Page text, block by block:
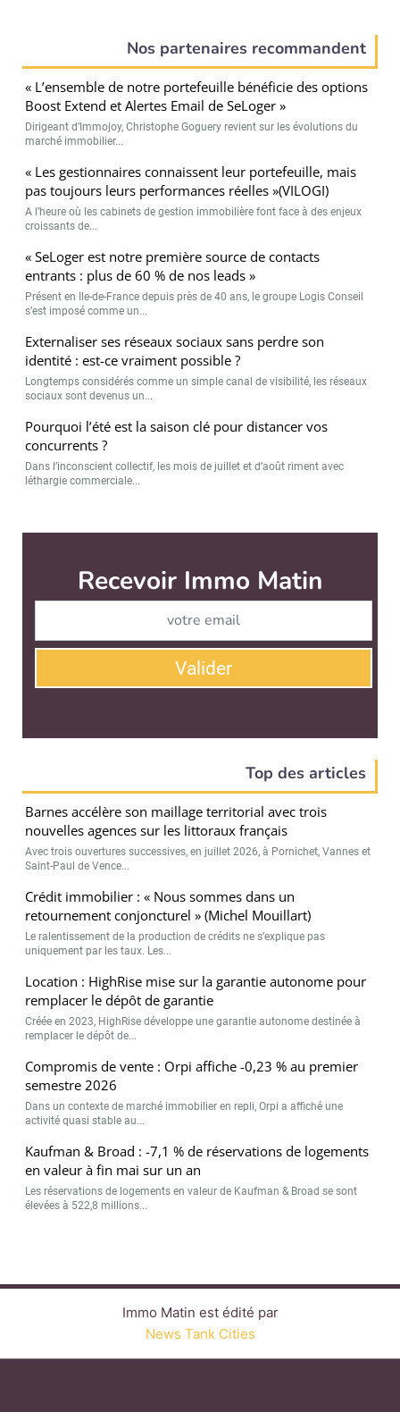
Nos partenaires recommandent
« L’ensemble de notre portefeuille bénéficie des options
Boost Extend et Alertes Email de SeLoger »
Dirigeant d’Immojoy, Christophe Goguery revient sur les évolutions du
marché immobilier...
« Les gestionnaires connaissent leur portefeuille, mais
pas toujours leurs performances réelles »(VILOGI)
A l’heure où les cabinets de gestion immobilière font face à des enjeux
croissants de...
« SeLoger est notre première source de contacts
entrants : plus de 60 % de nos leads »
Présent en Ile-de-France depuis près de 40 ans, le groupe Logis Conseil
s’est imposé comme un...
Externaliser ses réseaux sociaux sans perdre son
identité : est-ce vraiment possible ?
Longtemps considérés comme un simple canal de visibilité, les réseaux
sociaux sont devenus un...
Pourquoi l’été est la saison clé pour distancer vos
concurrents ?
Dans l’inconscient collectif, les mois de juillet et d’août riment avec
léthargie commerciale...
Recevoir Immo Matin
Valider
Top des articles
Barnes accélère son maillage territorial avec trois
nouvelles agences sur les littoraux français
Avec trois ouvertures successives, en juillet 2026, à Pornichet, Vannes et
Saint-Paul de Vence...
Crédit immobilier : « Nous sommes dans un
retournement conjoncturel » (Michel Mouillart)
Le ralentissement de la production de crédits ne s’explique pas
uniquement par les taux. Les...
Location : HighRise mise sur la garantie autonome pour
remplacer le dépôt de garantie
Créée en 2023, HighRise développe une garantie autonome destinée à
remplacer le dépôt de...
Compromis de vente : Orpi affiche -0,23 % au premier
semestre 2026
Dans un contexte de marché immobilier en repli, Orpi a affiché une
activité quasi stable au...
Kaufman & Broad : -7,1 % de réservations de logements
en valeur à fin mai sur un an
Les réservations de logements en valeur de Kaufman & Broad se sont
élevées à 522,8 millions...
Immo Matin est édité par
News Tank Cities